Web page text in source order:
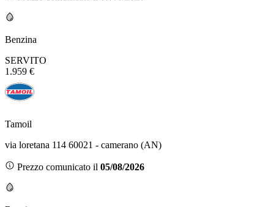
Benzina
SERVITO
1.959 €
Tamoil
via loretana 114 60021 - camerano (AN)
Prezzo comunicato il 05/08/2026